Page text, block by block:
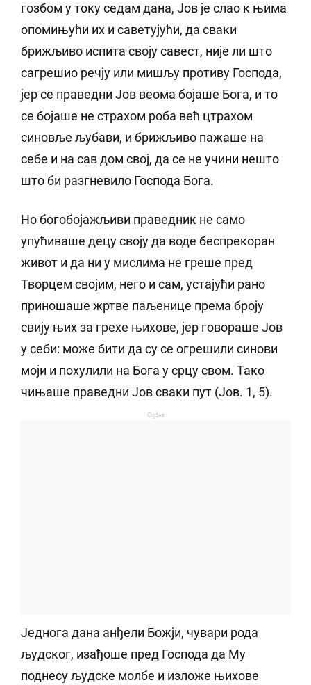
гозбом у току седам дана, Јов је слао к њима
опомињући их и саветујући, да сваки
брижљиво испита своју савест, није ли што
сагрешио речју или мишљу противу Господа,
јер се праведни Јов веома бојаше Бога, и то
се бојаше не страхом роба већ цтрахом
синовље љубави, и брижљиво пажаше на
себе и на сав дом свој, да се не учини нешто
што би разгневило Господа Бога.
Но богобојажљиви праведник не само
упућиваше децу своју да воде беспрекоран
живот и да ни у мислима не греше пред
Творцем својим, него и сам, устајући рано
приношаше жртве паљенице према броју
свију њих за грехе њихове, јер говораше Јов
у себи: може бити да су се огрешили синови
моји и похулили на Бога у срцу свом. Тако
чињаше праведни Јов сваки пут (Јов. 1, 5).
Oglas
Једнога дана анђели Божји, чувари рода
људског, изађоше пред Господа да Му
поднесу људске молбе и изложе њихове